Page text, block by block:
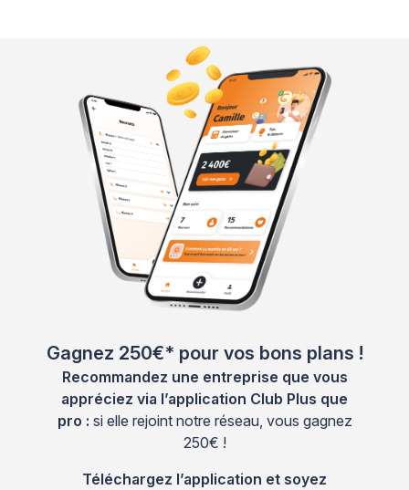
Gagnez 250€* pour vos bons plans !
Recommandez une entreprise que vous
appréciez via l’application Club Plus que
pro : si elle rejoint notre réseau, vous gagnez
250€ !
Téléchargez l’application et soyez